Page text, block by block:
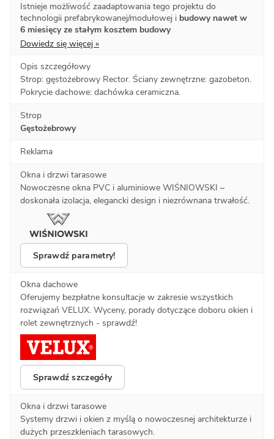
Istnieje możliwość zaadaptowania tego projektu do
technologii prefabrykowanej/modułowej i budowy nawet w
6 miesięcy ze stałym kosztem budowy
Dowiedz się więcej »
Opis szczegółowy
Strop: gęstożebrowy Rector. Ściany zewnętrzne: gazobeton.
Pokrycie dachowe: dachówka ceramiczna.
Strop
Gęstożebrowy
Reklama
Okna i drzwi tarasowe
Nowoczesne okna PVC i aluminiowe WIŚNIOWSKI –
doskonała izolacja, elegancki design i niezrównana trwałość.
Sprawdź parametry!
Okna dachowe
Oferujemy bezpłatne konsultacje w zakresie wszystkich
rozwiązań VELUX. Wyceny, porady dotyczące doboru okien i
rolet zewnętrznych - sprawdź!
Sprawdź szczegóły
Okna i drzwi tarasowe
Systemy drzwi i okien z myślą o nowoczesnej architekturze i
dużych przeszkleniach tarasowych.